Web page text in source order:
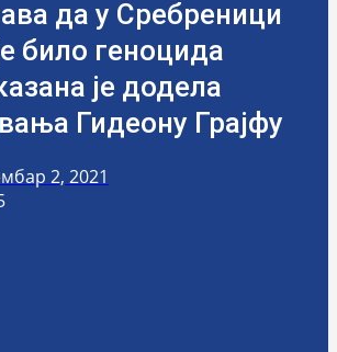
да у Сребреници
било геноцида
је додела
Гидеону Грајфу
2, 2021